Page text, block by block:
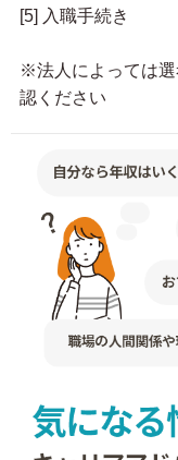
[5] 入職手続き
※法人によっては
認ください